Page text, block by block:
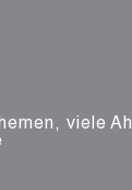
viele